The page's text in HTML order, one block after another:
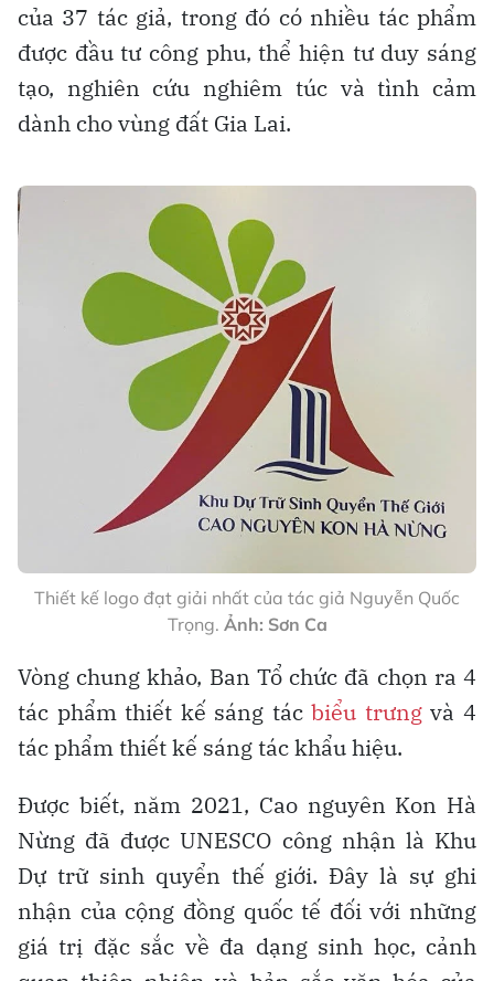
của 37 tác giả, trong đó có nhiều tác phẩm
được đầu tư công phu, thể hiện tư duy sáng
tạo, nghiên cứu nghiêm túc và tình cảm
dành cho vùng đất Gia Lai.
Thiết kế logo đạt giải nhất của tác giả Nguyễn Quốc
Trọng. Ảnh: Sơn Ca
Vòng chung khảo, Ban Tổ chức đã chọn ra 4
tác phẩm thiết kế sáng tácbiểu trưngvà 4
tác phẩm thiết kế sáng tác khẩu hiệu.
Được biết, năm 2021, Cao nguyên Kon Hà
Nừng đã được UNESCO công nhận là Khu
Dự trữ sinh quyển thế giới. Đây là sự ghi
nhận của cộng đồng quốc tế đối với những
giá trị đặc sắc về đa dạng sinh học, cảnh